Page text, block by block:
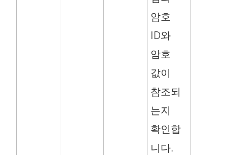
암호
ID와
암호
값이
참조되
는지
확인합
니다.